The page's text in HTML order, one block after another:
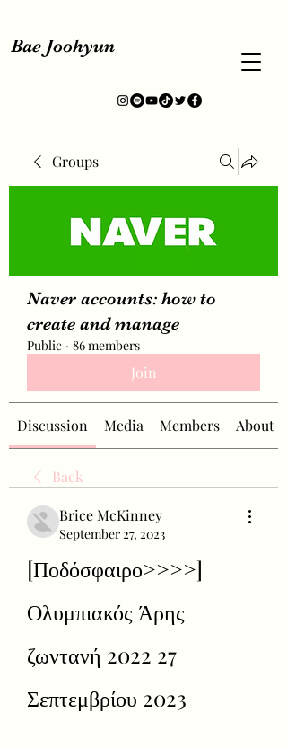
Bae Joohyun
Groups
Naver accounts: how to
create and manage
Public · 86 members
Join
Discussion Media Members About
Back
Brice McKinney
September 27, 2023
[Ποδόσφαιρο>>>>]
Ολυμπιακός Άρης
ζωντανή 2022 27
Σεπτεμβρίου 2023